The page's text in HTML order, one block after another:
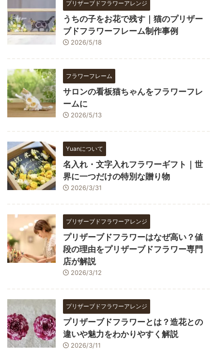
プリザーブドフラワーアレンジ
うちの子をお花で残す｜猫のプリザー
ブドフラワーフレーム制作事例
2026/5/18
フラワーフレーム
サロンの看板猫ちゃんをフラワーフレ
ームに
2026/5/13
Yuanについて
名入れ・文字入れフラワーギフト｜世
界に一つだけの特別な贈り物
2026/3/31
プリザーブドフラワーアレンジ
プリザーブドフラワーはなぜ高い？値
段の理由をプリザーブドフラワー専門
店が解説
2026/3/12
プリザーブドフラワーアレンジ
プリザーブドフラワーとは？造花との
違いや魅力をわかりやすく解説
2026/3/11